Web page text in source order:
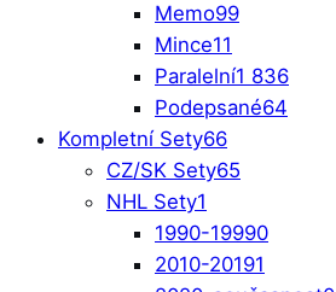
Memo99
Mince11
Paralelní1 836
Podepsané64
Kompletní Sety66
CZ/SK Sety65
NHL Sety1
1990-19990
2010-20191